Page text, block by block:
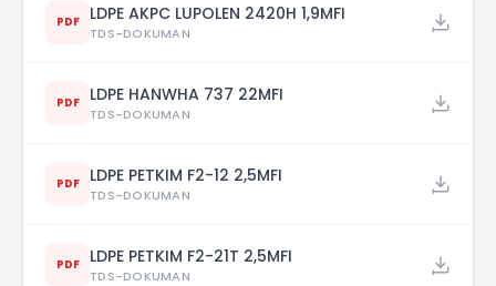
PDF LDPE AKPC LUPOLEN 2420H 1,9MFI
TDS-DOKUMAN
PDF LDPE HANWHA 737 22MFI
TDS-DOKUMAN
PDF LDPE PETKIM F2-12 2,5MFI
TDS-DOKUMAN
PDF LDPE PETKIM F2-21T 2,5MFI
TDS-DOKUMAN